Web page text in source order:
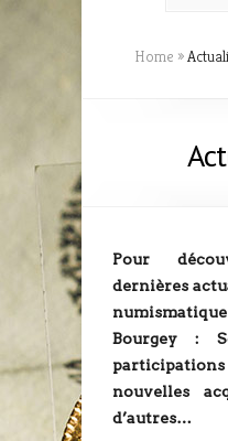
Home »
Pour
dernières
Bourgey :
nouvelles
d’autres…